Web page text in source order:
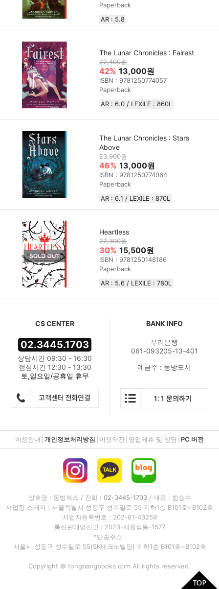
Paperback
AR : 5.8
The Lunar Chronicles : Fairest
22,400원
42% 13,000원
ISBN : 9781250774057
Paperback
AR : 6.0 / LEXILE : 860L
The Lunar Chronicles : Stars
Above
23,900원
46% 13,000원
ISBN : 9781250774064
Paperback
AR : 6.1 / LEXILE : 870L
Heartless
22,300원
30% 15,500원
ISBN : 9781250148186
Paperback
AR : 5.6 / LEXILE : 780L
CS CENTER
02.3445.1703
상담시간 09:30 - 16:30
점심시간 12:30 - 13:30
토,일요일/공휴일 휴무
BANK INFO
우리은행
061-093205-13-401
예금주 : 동방도서
이용안내 개인정보처리방침 이용약관 영업제휴 및 상담 PC 버전
상호명 : 동방북스 / 전화 : 02-3445-1703/ 대표 : 함승수
사업장 소재지 : 서울특별시 성동구 성수일로 55 지하1층 B101호~B102호
사업자등록번호 : 202-81-43259
통신판매업신고 : 2023-서울성동-1577
*반송주소 :
서울시 성동구 성수일로 55(SK테크노빌딩) 지하1층 B101호~B102호
Copyright © tongbangbooks.com All rights reserved.